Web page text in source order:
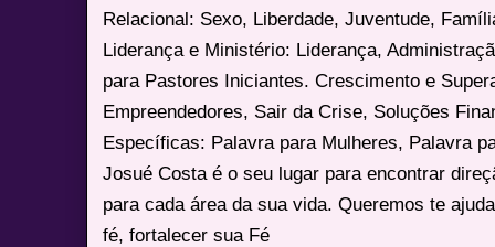
Relacional: Sexo, Liberdade, Juventude,
Liderança e Ministério: Liderança,
para Pastores Iniciantes. Crescimento e
Empreendedores, Sair da Crise, Soluções
Específicas: Palavra para Mulheres, Palavra
Josué Costa é o seu lugar para encontrar
para cada área da sua vida. Queremos te
fé, fortalecer sua Fé